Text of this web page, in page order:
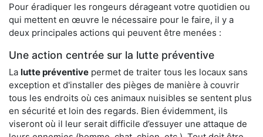
Pour éradiquer les rongeurs dérageant votre quotidien ou
qui mettent en œuvre le nécessaire pour le faire, il y a
deux principales actions qui peuvent être menées :
Une action centrée sur la lutte préventive
La lutte préventive permet de traiter tous les locaux sans
exception et d'installer des pièges de manière à couvrir
tous les endroits où ces animaux nuisibles se sentent plus
en sécurité et loin des regards. Bien évidemment, ils
viseront où il leur serait difficile d’essuyer une attaque de